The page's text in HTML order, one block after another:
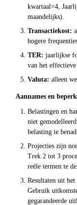
kwartaal=4,
maandelijks).
Transactiekost:
hogere
TER: jaarlijkse
van het effectieve
Valuta: alleen
Aannames en
Belastingen en
niet
belasting te
Projecties zijn
Trek 2 tot 3
reële termen te
Resultaten uit
Gebruik
gegarandeerde